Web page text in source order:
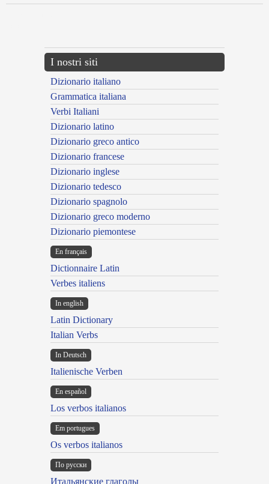
I nostri siti
Dizionario italiano
Grammatica italiana
Verbi Italiani
Dizionario latino
Dizionario greco antico
Dizionario francese
Dizionario inglese
Dizionario tedesco
Dizionario spagnolo
Dizionario greco moderno
Dizionario piemontese
En français
Dictionnaire Latin
Verbes italiens
In english
Latin Dictionary
Italian Verbs
In Deutsch
Italienische Verben
En español
Los verbos italianos
Em portugues
Os verbos italianos
По русски
Итальянские глаголы